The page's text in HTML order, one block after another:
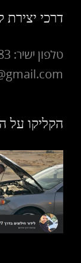
דרכי
טלפון ישיר: 052-5657183
הקליקו על